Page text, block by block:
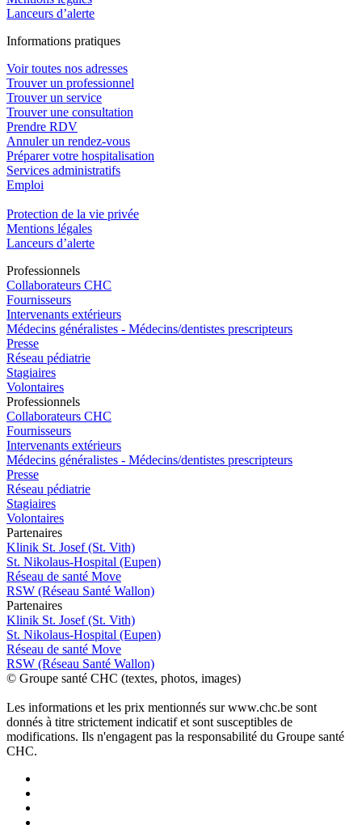
Lanceurs d’alerte
Informations pratiques
Voir toutes nos adresses
Trouver un professionnel
Trouver un service
Trouver une consultation
Prendre RDV
Annuler un rendez-vous
Préparer votre hospitalisation
Services administratifs
Emploi​
Protection de la vie privée
Mentions légales
Lanceurs d’alerte
Professionnels
Collaborateurs CHC
Fournisseurs
Intervenants extérieurs
Médecins généralistes - Médecins/dentistes prescripteurs
Presse
Réseau pédiatrie
Stagiaires
Volontaires
Professionnels
Collaborateurs CHC
Fournisseurs
Intervenants extérieurs
Médecins généralistes - Médecins/dentistes prescripteurs
Presse
Réseau pédiatrie
Stagiaires
Volontaires
Partenaires
Klinik St. Josef (St. Vith)
St. Nikolaus-Hospital (Eupen)
Réseau de santé Move
RSW (Réseau Santé Wallon)
Partenaires
Klinik St. Josef (St. Vith)
St. Nikolaus-Hospital (Eupen)
Réseau de santé Move
RSW (Réseau Santé Wallon)
© Groupe santé CHC (textes, photos, images)
Les informations et les prix mentionnés sur www.chc.be sont
donnés à titre strictement indicatif et sont susceptibles de
modifications. Ils n'engagent pas la responsabilité du Groupe santé
CHC.